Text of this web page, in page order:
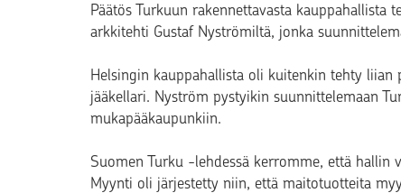
Päätös Turkuun rakennettavasta
arkkitehti Gustaf Nyströmiltä, jonka
Helsingin kauppahallista oli kuitenkin tehty
jääkellari. Nyström pystyikin suunnittelemaan
mukapääkaupunkiin.
Suomen Turku -lehdessä kerromme, että
Myynti oli järjestetty niin, että maitotuotteita